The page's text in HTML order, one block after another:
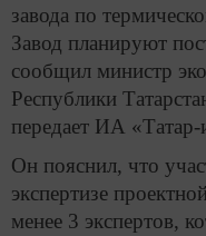
завода по
Завод планируют
сообщил министр
Республики
передает ИА
Он пояснил, что
экспертизе
менее 3 экспертов,